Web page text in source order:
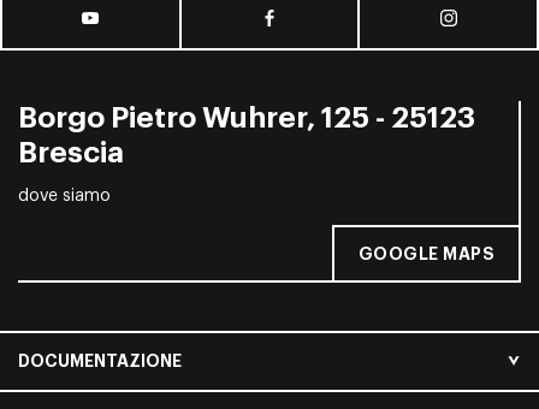
Borgo Pietro Wuhrer, 125 - 25123
Brescia
dove siamo
GOOGLE MAPS
DOCUMENTAZIONE